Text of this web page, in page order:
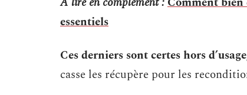
essentiels
Ces derniers sont certes hors
casse les récupère pour les